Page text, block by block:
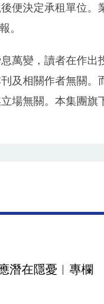
便決定承租單位。
。
萬變，讀者在作出
及相關作者無關。
場無關。本集團旗
潛在隱憂︳專欄